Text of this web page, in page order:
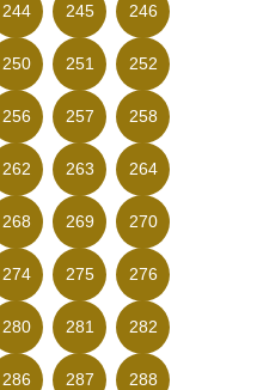
244 245 246
250 251 252
256 257 258
262 263 264
268 269 270
274 275 276
280 281 282
286 287 288